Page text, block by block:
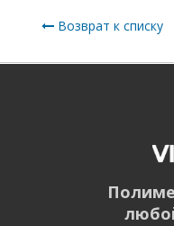
Возврат к списку